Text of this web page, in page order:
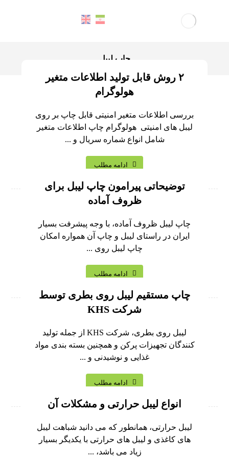
چاپ لیبل
۲ روش قابل تولید اطلاعات متغیر
هولوگرام
بررسی اطلاعات متغیر امنیتی قابل چاپ بر روی
لیبل های امنیتی هولوگرام چاپ اطلاعات متغیر
شامل انواع شماره سریال و ...
ادامه مطلب
توضیحاتی پیرامون چاپ لیبل برای
ظروف آماده
چاپ لیبل ظروف آماده، با وجه پیشرفت بسیار
ایران در راستای لیبل و چاپ آن همواره امکان
چاپ لیبل روی ...
ادامه مطلب
چاپ مستقیم لیبل روی بطری توسط
شرکت KHS
لیبل روی بطری، شرکت KHS از جمله تولید
کنندگان تجهیزات پرکن و همچنین بسته بندی مواد
غذایی و نوشیدنی و ...
ادامه مطلب
انواع لیبل حرارتی و مشکلات آن
لیبل حرارتی، همانطور که می دانید شباهت لیبل
های کاغذی و لیبل های حرارتی با یکدیگر بسیار
زیاد می باشد، ...